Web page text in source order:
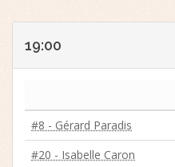
19:00
#8 - Gérard Paradis
#20 - Isabelle Caron